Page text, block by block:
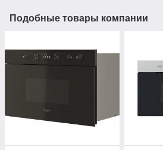
Подобные товары компании